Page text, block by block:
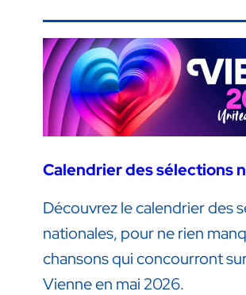
Calendrier des sélections
Découvrez le calendrier des
nationales, pour ne rien
chansons qui concourront
Vienne en mai 2026.